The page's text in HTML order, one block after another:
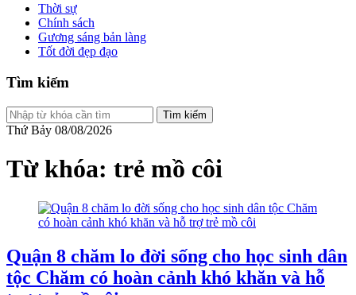
Thời sự
Chính sách
Gương sáng bản làng
Tốt đời đẹp đạo
Tìm kiếm
Tìm kiếm
Thứ Bảy 08/08/2026
Từ khóa: trẻ mồ côi
Quận 8 chăm lo đời sống cho học sinh dân
tộc Chăm có hoàn cảnh khó khăn và hỗ